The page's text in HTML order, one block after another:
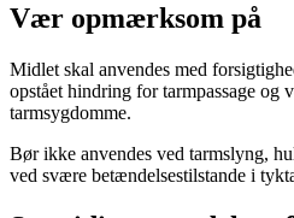
Vær opmærksom på
Midlet skal anvendes med
opstået hindring for tarmpassage og
tarmsygdomme.
Bør ikke anvendes ved tarmslyng,
ved svære betændelsestilstande i